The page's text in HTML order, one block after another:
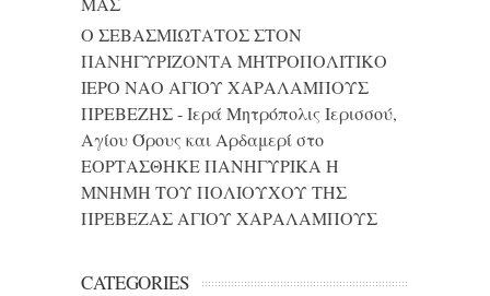
Ο ΣΕΒΑΣΜΙΩΤΑΤΟΣ ΣΤΟΝ
ΠΑΝΗΓΥΡΙΖΟΝΤΑ ΜΗΤΡΟΠΟΛΙΤΙΚΟ
ΙΕΡΟ ΝΑΟ ΑΓΙΟΥ ΧΑΡΑΛΑΜΠΟΥΣ
ΠΡΕΒΕΖΗΣ - Ιερά Μητρόπολις Ιερισσού,
Αγίου Όρους και Αρδαμερίστο
ΕΟΡΤΑΣΘΗΚΕ ΠΑΝΗΓΥΡΙΚΑ Η
ΜΝΗΜΗ ΤΟΥ ΠΟΛΙΟΥΧΟΥ ΤΗΣ
ΠΡΕΒΕΖΑΣ ΑΓΙΟΥ ΧΑΡΑΛΑΜΠΟΥΣ
CATEGORIES